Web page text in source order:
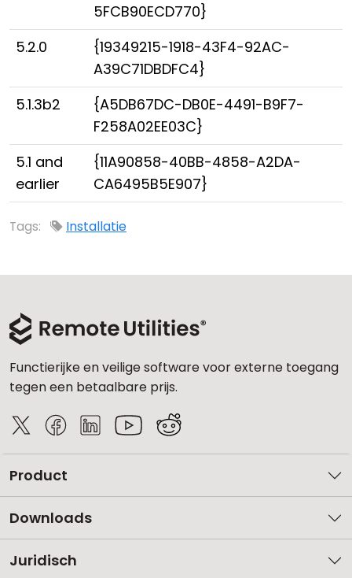
5FCB90ECD770}
5.2.0
{19349215-1918-43F4-92AC-
A39C71DBDFC4}
5.1.3b2
{A5DB67DC-DB0E-4491-B9F7-
F258A02EE03C}
5.1 and
earlier
{11A90858-40BB-4858-A2DA-
CA6495B5E907}
Tags: Installatie
Functierijke en veilige software voor externe toegang
tegen een betaalbare prijs.
Product
Downloads
Juridisch